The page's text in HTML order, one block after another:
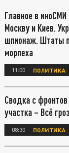
Главное в иноСМИ
Москву и Киев.
шпионаж. Штаты
морпеха
11:00 ПОЛИТИКА
Сводка с
участка – Всё
08:30 ПОЛИТИКА